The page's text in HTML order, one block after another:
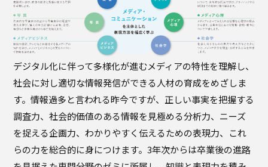
デジタル化に伴って多様化が進むメディアの特性を理解し、
社会に対し適切な情報発信ができる人材の育成をめざしま
す。情報過多と言われる昨今ですが、正しい事実を把握する
調査力、社会的価値のある情報を見極める分析力、ニーズ
を捉える企画力、わかりやすく伝えるための表現力、これ
らの力を総合的に身につけます。3年次からは卒業後の進路